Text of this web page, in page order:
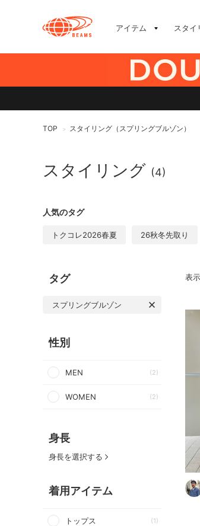
アイテム スタイ
TOP > スタイリング（スプリングブルゾン）
スタイリング (4)
人気のタグ
トクコレ2026春夏 26秋冬先取り
タグ
スプリングブルゾン
性別
MEN (2)
WOMEN (2)
身長
身長を選択する
着用アイテム
トップス (1)
表